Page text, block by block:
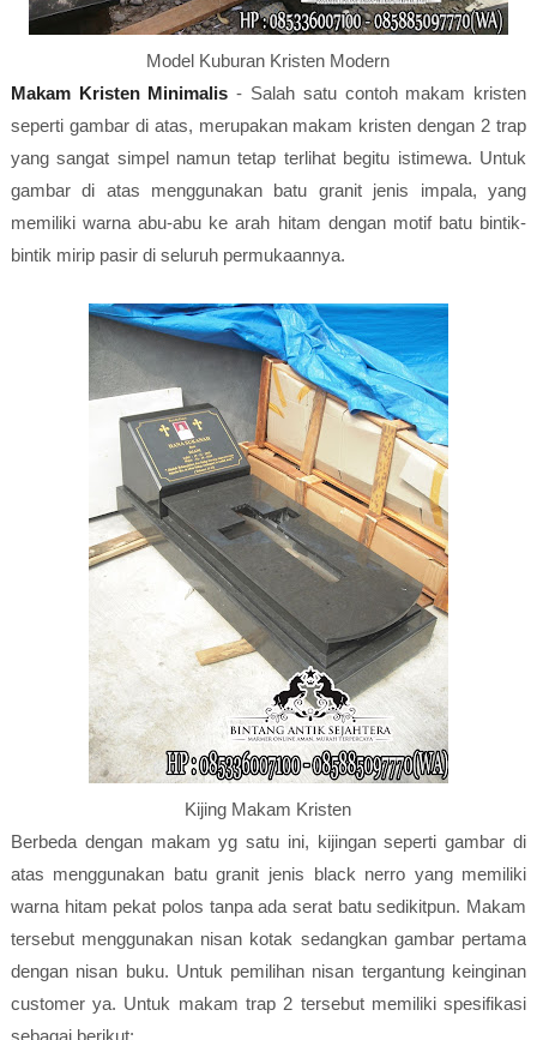
Model Kuburan Kristen Modern
Makam Kristen Minimalis - Salah satu contoh makam kristen
seperti gambar di atas, merupakan makam kristen dengan 2 trap
yang sangat simpel namun tetap terlihat begitu istimewa. Untuk
gambar di atas menggunakan batu granit jenis impala, yang
memiliki warna abu-abu ke arah hitam dengan motif batu bintik-
bintik mirip pasir di seluruh permukaannya.
Kijing Makam Kristen
Berbeda dengan makam yg satu ini, kijingan seperti gambar di
atas menggunakan batu granit jenis black nerro yang memiliki
warna hitam pekat polos tanpa ada serat batu sedikitpun. Makam
tersebut menggunakan nisan kotak sedangkan gambar pertama
dengan nisan buku. Untuk pemilihan nisan tergantung keinginan
customer ya. Untuk makam trap 2 tersebut memiliki spesifikasi
sebagai berikut: